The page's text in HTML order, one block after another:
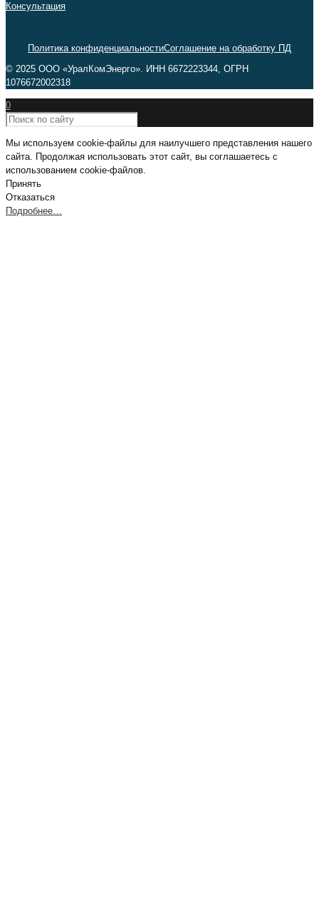
Консультация
Политика конфиденциальностиСоглашение на обработку ПД
© 2025 ООО «УралКомЭнерго». ИНН 6672223344, ОГРН
1076672002318
0
Мы используем cookie-файлы для наилучшего представления нашего
сайта. Продолжая использовать этот сайт, вы соглашаетесь с
использованием cookie-файлов.
Принять
Отказаться
Подробнее…